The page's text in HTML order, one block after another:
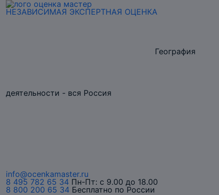
НЕЗАВИСИМАЯ ЭКСПЕРТНАЯ ОЦЕНКА
География
деятельности - вся Россия
info@ocenkamaster.ru
8 495 782 65 34 Пн-Пт: с 9.00 до 18.00
8 800 200 65 34 Бесплатно по России